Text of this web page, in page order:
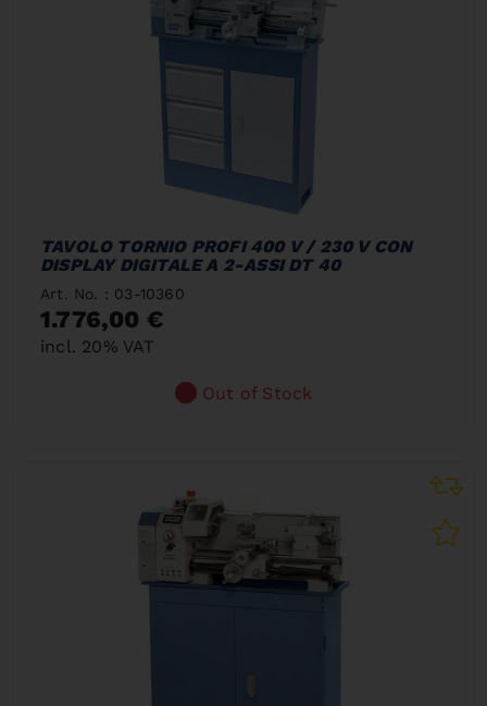
TAVOLO TORNIO PROFI 400 V / 230 V CON
DISPLAY DIGITALE A 2-ASSI DT 40
Art. No. : 03-10360
1.776,00 €
incl. 20% VAT
Out of Stock